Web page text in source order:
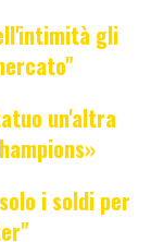
gli
un'altra
i soldi per